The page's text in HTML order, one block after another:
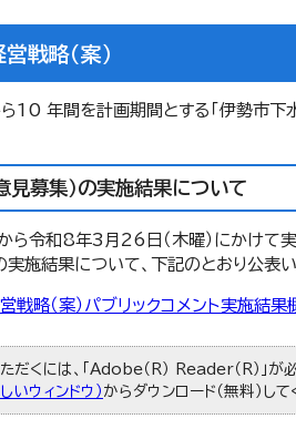
戦略（案）
10 年間を計画期間とする「伊勢市下
見募集）の実施結果について
ら令和8年3月26日（木曜）にかけて
の実施結果について、下記のとおり公表い
戦略（案）パブリックコメント実施
だくには、「Adobe（R） Reader（R）」が
いウィンドウ） からダウンロード（無料）して